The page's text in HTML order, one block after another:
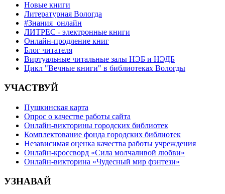
Новые книги
Литературная Вологда
#Знания_онлайн
ЛИТРЕС - электронные книги
Онлайн-продление книг
Блог читателя
Виртуальные читальные залы НЭБ и НЭДБ
Цикл "Вечные книги" в библиотеках Вологды
УЧАСТВУЙ
Пушкинская карта
Опрос о качестве работы сайта
Онлайн-викторины городских библиотек
Комплектование фонда городских библиотек
Независимая оценка качества работы учреждения
Онлайн-кроссворд «Сила молчаливой любви»
Онлайн-викторина «Чудесный мир фэнтези»
УЗНАВАЙ